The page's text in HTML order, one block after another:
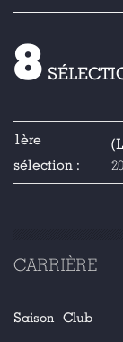
8
1ère
sélection :
CARRIÈRE
Saison Club